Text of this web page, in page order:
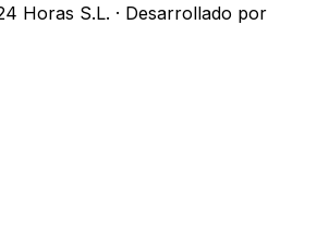
Horas S.L. · Desarrollado por